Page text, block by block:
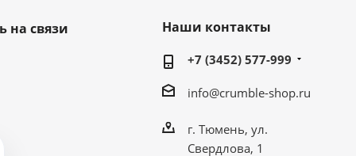
на связи Наши контакты
+7 (3452) 577-999
info@crumble-shop.ru
г. Тюмень, ул.
Свердлова, 1